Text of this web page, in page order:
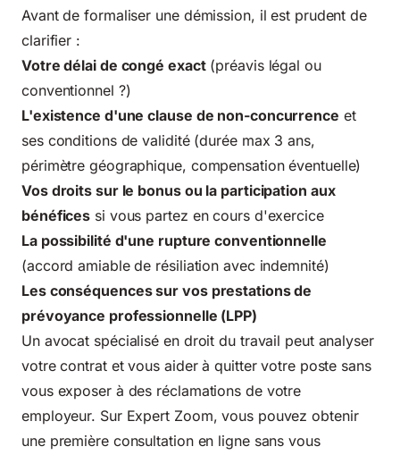
Avant de formaliser une démission, il est prudent de
clarifier :
Votre délai de congé exact(préavis légal ou
conventionnel ?)
L'existence d'une clause de non-concurrence et
ses conditions de validité (durée max 3 ans,
périmètre géographique, compensation éventuelle)
Vos droits sur le bonus ou la participation aux
bénéfices si vous partez en cours d'exercice
La possibilité d'une rupture conventionnelle
(accord amiable de résiliation avec indemnité)
Les conséquences sur vos prestations de
prévoyance professionnelle (LPP)
Un avocat spécialisé en droit du travail peut analyser
votre contrat et vous aider à quitter votre poste sans
vous exposer à des réclamations de votre
employeur. Sur Expert Zoom, vous pouvez obtenir
une première consultation en ligne sans vous